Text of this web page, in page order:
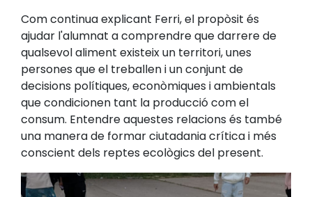
Com continua explicant Ferri, el propòsit és
ajudar l'alumnat a comprendre que darrere de
qualsevol aliment existeix un territori, unes
persones que el treballen i un conjunt de
decisions polítiques, econòmiques i ambientals
que condicionen tant la producció com el
consum. Entendre aquestes relacions és també
una manera de formar ciutadania crítica i més
conscient dels reptes ecològics del present.